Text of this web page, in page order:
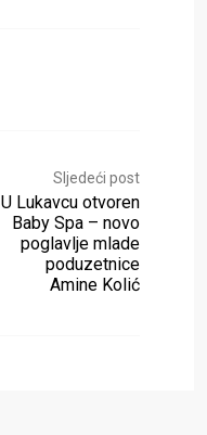
Sljedeći post
U Lukavcu otvoren
Baby Spa – novo
poglavlje mlade
poduzetnice
Amine Kolić